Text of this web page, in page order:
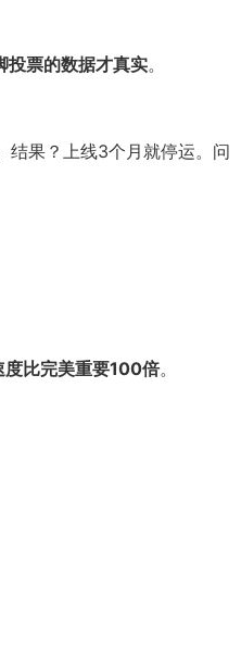
投票的数据才真实。
结果？上线3个月就停运。问
度比完美重要100倍。